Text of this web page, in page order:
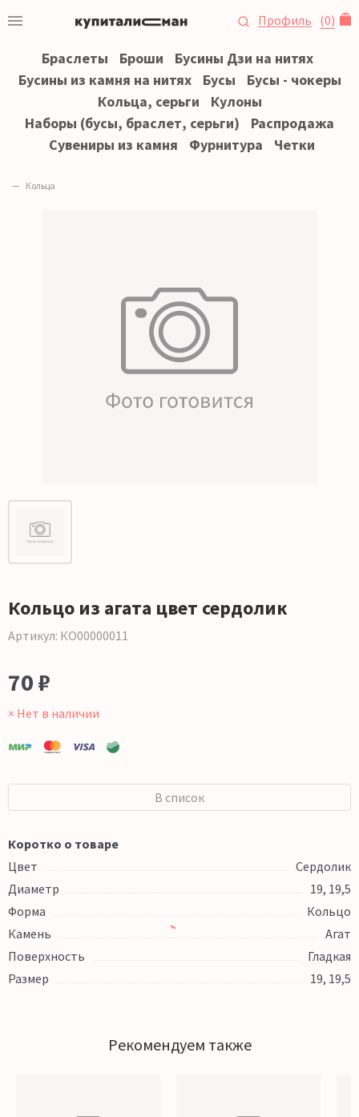
Профиль (0)
Браслеты Броши
Бусины Дзи на нитях
Бусины из камня на нитях
Бусы
Бусы - чокеры
Кольца, серьги
Кулоны
Наборы (бусы, браслет, серьги)
Распродажа
Сувениры из камня
Фурнитура Четки
Кольца
Кольцо из агата цвет сердолик
Артикул: КО00000011
70 ₽
× Нет в наличии
В список
Коротко о товаре
Цвет
Сердолик
Диаметр
19, 19,5
Форма
Кольцо
Камень
Агат
Поверхность
Гладкая
Размер
19, 19,5
Рекомендуем также